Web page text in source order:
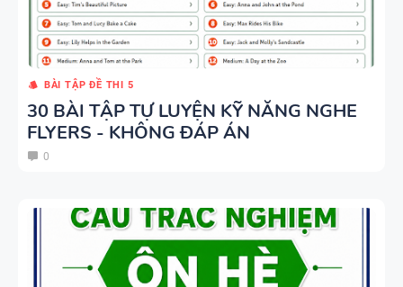
BÀI TẬP ĐỀ THI 5
30 BÀI TẬP TỰ LUYỆN KỸ NĂNG NGHE
FLYERS - KHÔNG ĐÁP ÁN
0